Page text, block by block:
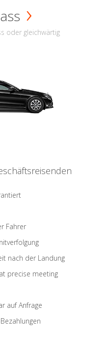
oder gleichwärtig
Fahrer
nach der Landung
precise meeting
auf Anfrage